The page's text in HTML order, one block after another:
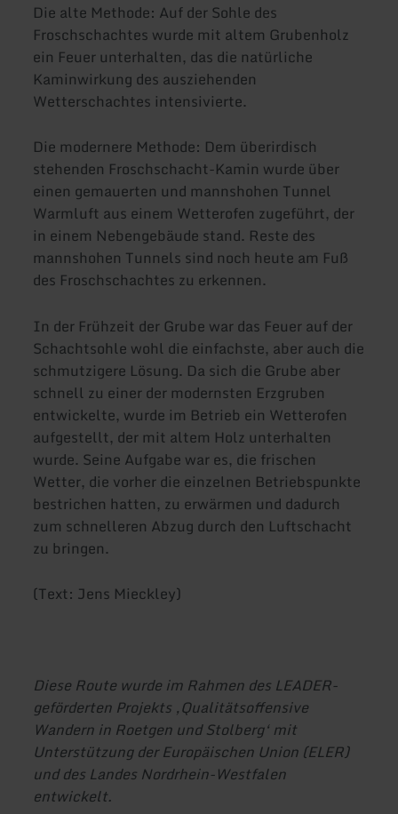
Die alte Methode: Auf der Sohle des
Froschschachtes wurde mit altem Grubenholz
ein Feuer unterhalten, das die natürliche
Kaminwirkung des ausziehenden
Wetterschachtes intensivierte.
Die modernere Methode: Dem überirdisch
stehenden Froschschacht-Kamin wurde über
einen gemauerten und mannshohen Tunnel
Warmluft aus einem Wetterofen zugeführt, der
in einem Nebengebäude stand. Reste des
mannshohen Tunnels sind noch heute am Fuß
des Froschschachtes zu erkennen.
In der Frühzeit der Grube war das Feuer auf der
Schachtsohle wohl die einfachste, aber auch die
schmutzigere Lösung. Da sich die Grube aber
schnell zu einer der modernsten Erzgruben
entwickelte, wurde im Betrieb ein Wetterofen
aufgestellt, der mit altem Holz unterhalten
wurde. Seine Aufgabe war es, die frischen
Wetter, die vorher die einzelnen Betriebspunkte
bestrichen hatten, zu erwärmen und dadurch
zum schnelleren Abzug durch den Luftschacht
zu bringen.
(Text: Jens Mieckley)
Diese Route wurde im Rahmen des LEADER-
geförderten Projekts ‚Qualitätsoffensive
Wandern in Roetgen und Stolberg‘ mit
Unterstützung der Europäischen Union (ELER)
und des Landes Nordrhein-Westfalen
entwickelt.